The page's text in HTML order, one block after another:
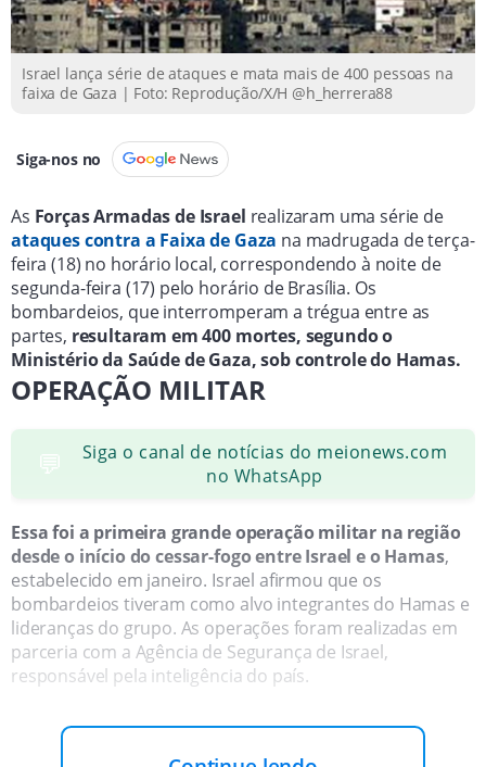
Israel lança série de ataques e mata mais de 400 pessoas na
faixa de Gaza | Foto: Reprodução/X/H @h_herrera88
Siga-nos no
As Forças Armadas de Israel realizaram uma série de
ataques contra a Faixa de Gaza na madrugada de terça-
feira (18) no horário local, correspondendo à noite de
segunda-feira (17) pelo horário de Brasília. Os
bombardeios, que interromperam a trégua entre as
partes, resultaram em 400 mortes, segundo o
Ministério da Saúde de Gaza, sob controle do Hamas.
OPERAÇÃO MILITAR
💬
Siga o canal de notícias do meionews.com
no WhatsApp
Essa foi a primeira grande operação militar na região
desde o início do cessar-fogo entre Israel e o Hamas,
estabelecido em janeiro. Israel afirmou que os
bombardeios tiveram como alvo integrantes do Hamas e
lideranças do grupo. As operações foram realizadas em
parceria com a Agência de Segurança de Israel,
responsável pela inteligência do país.